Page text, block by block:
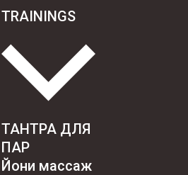
TRAININGS
ТАНТРА ДЛЯ
ПАР
Йони массаж